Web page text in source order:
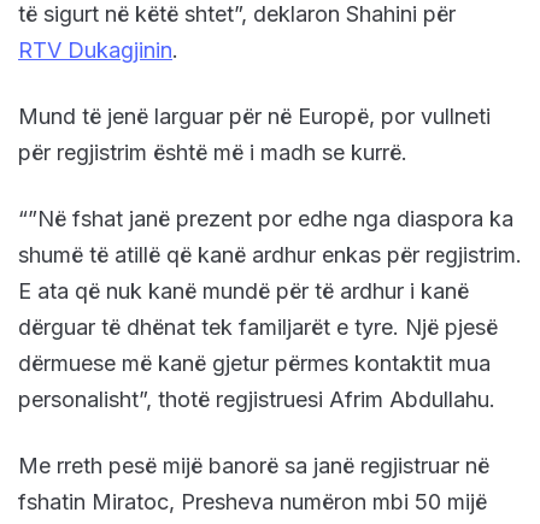
të sigurt në këtë shtet”, deklaron Shahini për
RTV Dukagjinin.
Mund të jenë larguar për në Europë, por vullneti
për regjistrim është më i madh se kurrë.
“”Në fshat janë prezent por edhe nga diaspora ka
shumë të atillë që kanë ardhur enkas për regjistrim.
E ata që nuk kanë mundë për të ardhur i kanë
dërguar të dhënat tek familjarët e tyre. Një pjesë
dërmuese më kanë gjetur përmes kontaktit mua
personalisht”, thotë regjistruesi Afrim Abdullahu.
Me rreth pesë mijë banorë sa janë regjistruar në
fshatin Miratoc, Presheva numëron mbi 50 mijë